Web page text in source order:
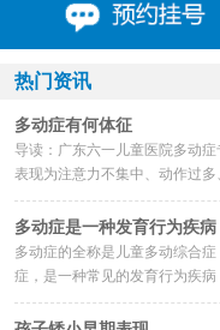
热门资讯
多动症有何体征
导读：广东六一儿童医院多动
表现为注意力不集中、动作过多
多动症是一种发育行为疾病
多动症的全称是儿童多动综合
症，是一种常见的发育行为疾病